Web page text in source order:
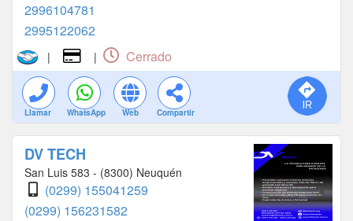
2996104781
2995122062
| | Cerrado
Llamar WhatsApp Web Compartir
DV TECH
San Luis 583 - (8300) Neuquén
(0299) 155041259
(0299) 156231582